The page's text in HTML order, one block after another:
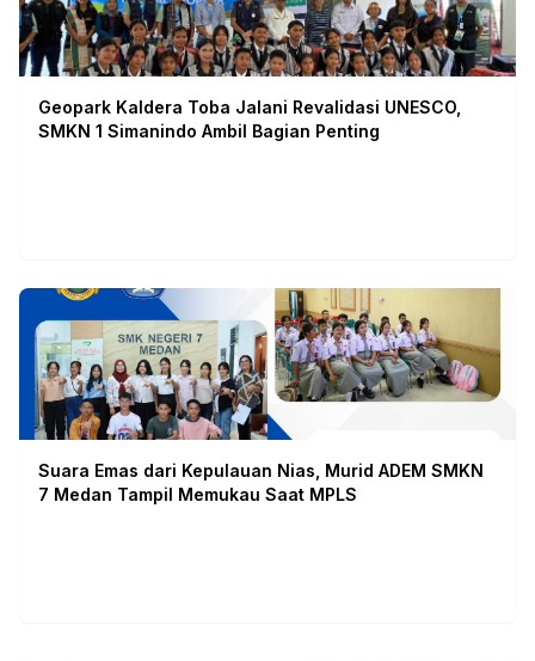
Geopark Kaldera Toba Jalani Revalidasi UNESCO,
SMKN 1 Simanindo Ambil Bagian Penting
Suara Emas dari Kepulauan Nias, Murid ADEM SMKN
7 Medan Tampil Memukau Saat MPLS